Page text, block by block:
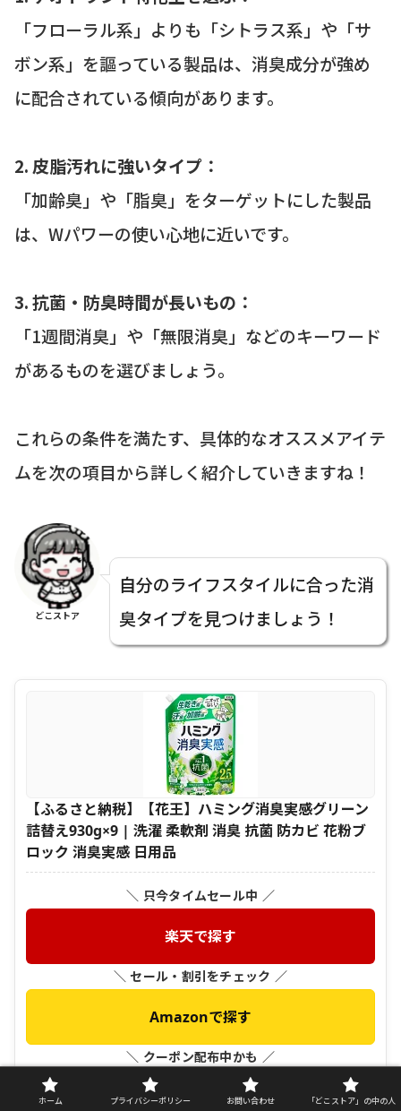
「フローラル系」よりも「シトラス系」や「サ
ボン系」を謳っている製品は、消臭成分が強め
に配合されている傾向があります。
2. 皮脂汚れに強いタイプ：
「加齢臭」や「脂臭」をターゲットにした製品
は、Wパワーの使い心地に近いです。
3. 抗菌・防臭時間が長いもの：
「1週間消臭」や「無限消臭」などのキーワード
があるものを選びましょう。
これらの条件を満たす、具体的なオススメアイテ
ムを次の項目から詳しく紹介していきますね！
どこストア
自分のライフスタイルに合った消
臭タイプを見つけましょう！
【ふるさと納税】【花王】ハミング消臭実感グリーン
詰替え930g×9 | 洗濯 柔軟剤 消臭 抗菌 防カビ 花粉ブ
ロック 消臭実感 日用品
＼ 只今タイムセール中 ／
楽天で探す
＼ セール・割引をチェック ／
Amazonで探す
＼ クーポン配布中かも ／
Yahoo!ショッピングで探す
ホーム プライバシーポリシー お問い合わせ 「どこストア」の中の人